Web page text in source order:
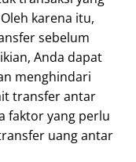
karena itu,
sebelum
Anda dapat
menghindari
transfer antar
faktor yang perlu
uang antar